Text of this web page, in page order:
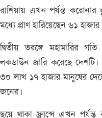
রাশিয়ায় এখন পর্যন্ত
মধ্যে প্রাণ হারিয়েছেন ৬১
দ্বিতীয় তরঙ্গে মহামারির
লকডাউন জারি করেছে দেশটি।
৩০ লাখ ১৭ হাজার মানুষের
জনের।
ছয়ে থাকা ফ্রান্সে এখন